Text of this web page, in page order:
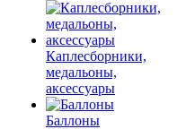
Каплесборники,
медальоны,
аксессуары
Баллоны